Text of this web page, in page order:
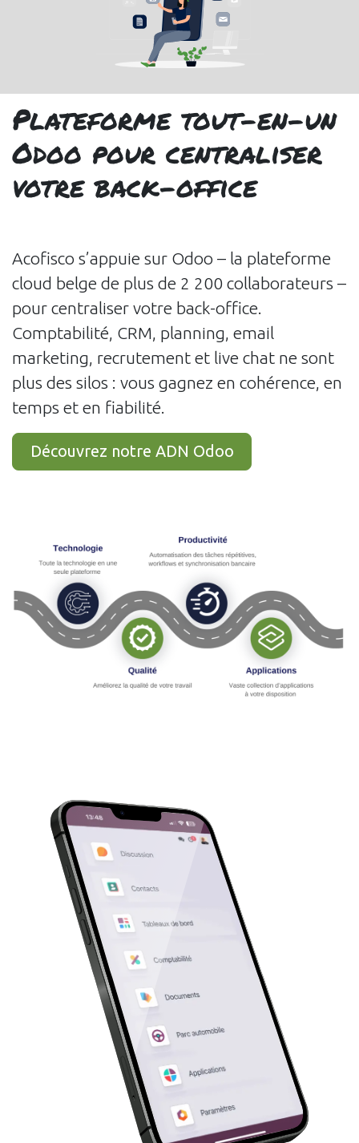
Plateforme tout-en-un
Odoo pour centraliser
votre back-office
Acofisco s’appuie sur Odoo – la plateforme
cloud belge de plus de 2 200 collaborateurs –
pour centraliser votre back-office.
Comptabilité, CRM, planning, email
marketing, recrutement et live chat ne sont
plus des silos : vous gagnez en cohérence, en
temps et en fiabilité.
Découvrez notre ADN Odoo